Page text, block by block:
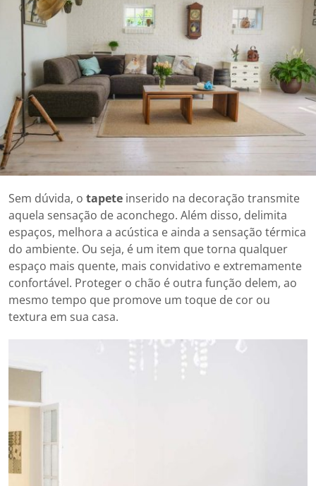
Sem dúvida, o tapete inserido na decoração transmite
aquela sensação de aconchego. Além disso, delimita
espaços, melhora a acústica e ainda a sensação térmica
do ambiente. Ou seja, é um item que torna qualquer
espaço mais quente, mais convidativo e extremamente
confortável. Proteger o chão é outra função delem, ao
mesmo tempo que promove um toque de cor ou
textura em sua casa.